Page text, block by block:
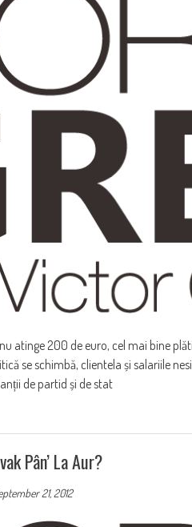
atinge 200 de euro, cel mai bine
se schimbă, clientela și salariile
de partid și de stat
Pân’ La Aur?
21, 2012